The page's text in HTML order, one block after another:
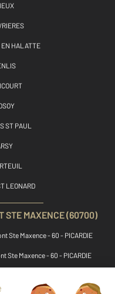
HALATTE
ST PAUL
LEONARD
MAXENCE (60700)
Ste Maxence - 60 - PICARDIE
Ste Maxence - 60 - PICARDIE